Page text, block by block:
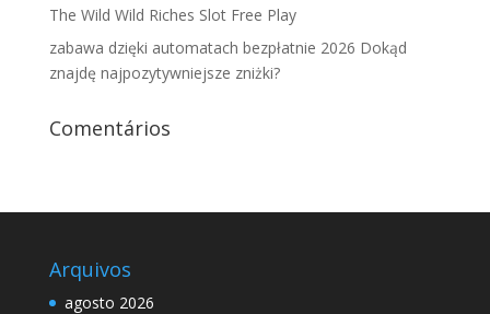
The Wild Wild Riches Slot Free Play
zabawa dzięki automatach bezpłatnie 2026 Dokąd
znajdę najpozytywniejsze zniżki?
Comentários
Arquivos
agosto 2026